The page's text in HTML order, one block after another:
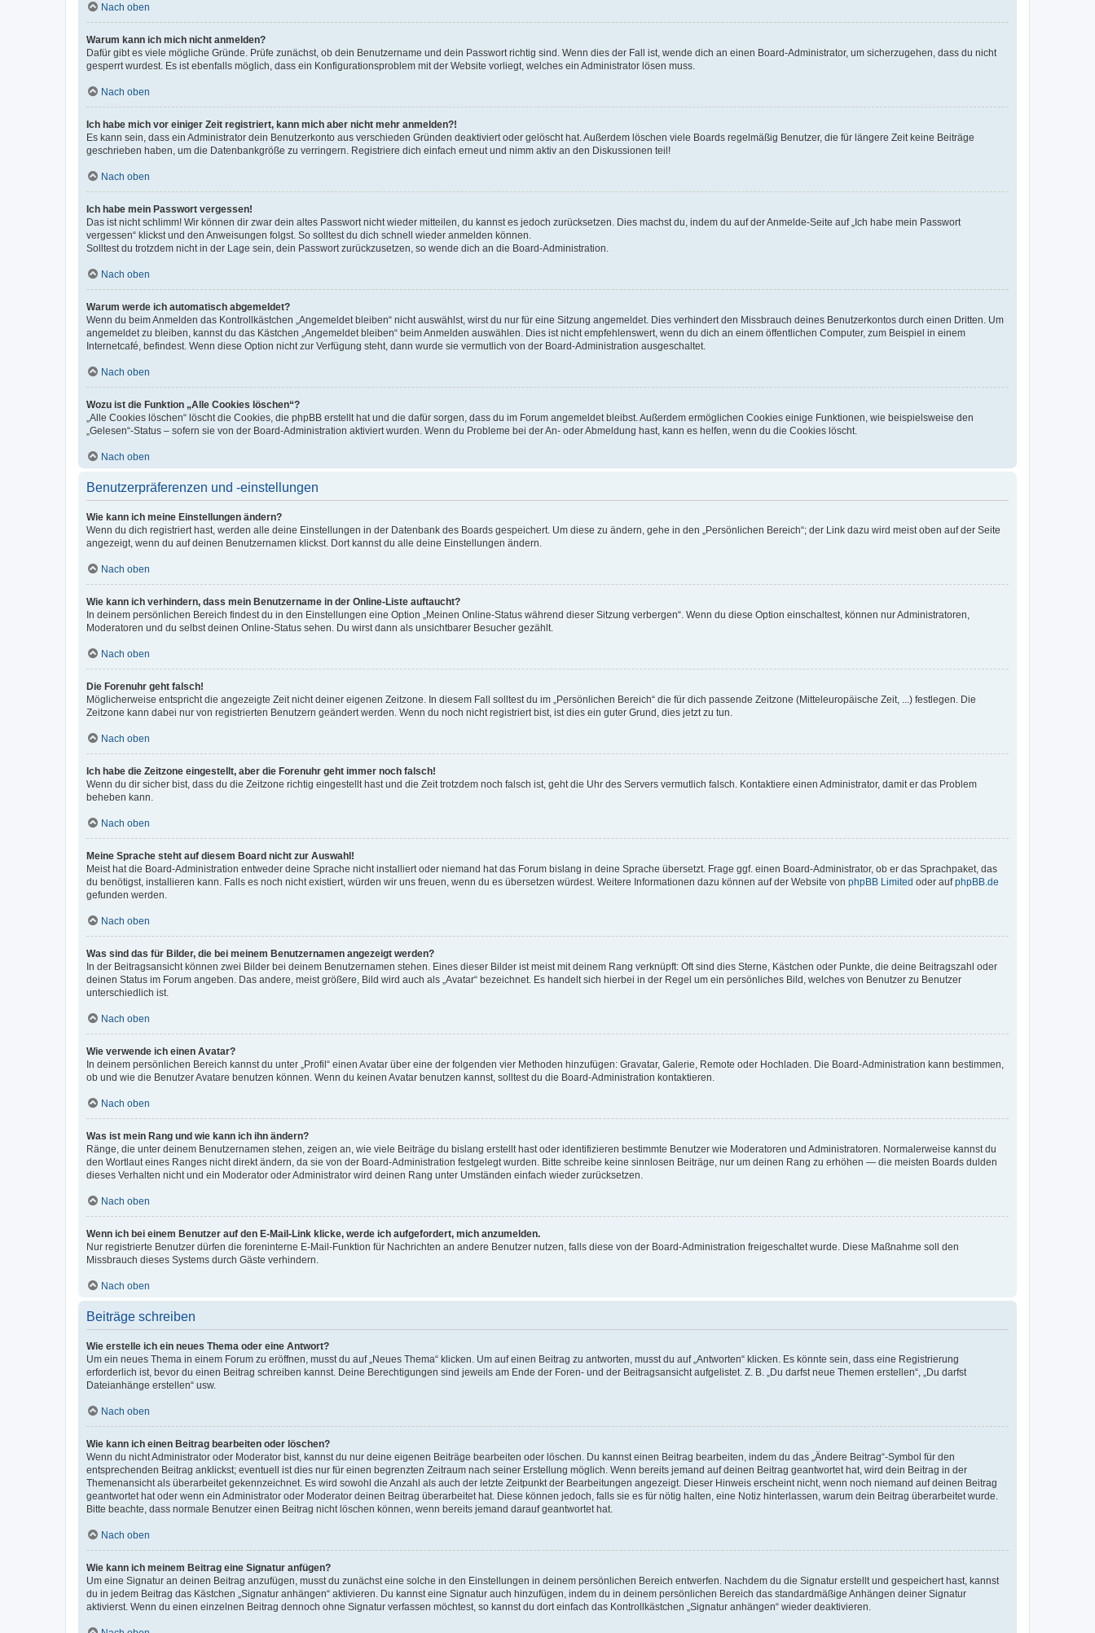
Nach oben
Warum kann ich mich nicht anmelden?
Dafür gibt es viele mögliche Gründe. Prüfe zunächst, ob dein Benutzername und dein Passwort richtig sind. Wenn dies der Fall ist, wende dich an einen Board-Administrator, um sicherzugehen, dass du nicht
gesperrt wurdest. Es ist ebenfalls möglich, dass ein Konfigurationsproblem mit der Website vorliegt, welches ein Administrator lösen muss.
Nach oben
Ich habe mich vor einiger Zeit registriert, kann mich aber nicht mehr anmelden?!
Es kann sein, dass ein Administrator dein Benutzerkonto aus verschieden Gründen deaktiviert oder gelöscht hat. Außerdem löschen viele Boards regelmäßig Benutzer, die für längere Zeit keine Beiträge
geschrieben haben, um die Datenbankgröße zu verringern. Registriere dich einfach erneut und nimm aktiv an den Diskussionen teil!
Nach oben
Ich habe mein Passwort vergessen!
Das ist nicht schlimm! Wir können dir zwar dein altes Passwort nicht wieder mitteilen, du kannst es jedoch zurücksetzen. Dies machst du, indem du auf der Anmelde-Seite auf „Ich habe mein Passwort
vergessen“ klickst und den Anweisungen folgst. So solltest du dich schnell wieder anmelden können.
Solltest du trotzdem nicht in der Lage sein, dein Passwort zurückzusetzen, so wende dich an die Board-Administration.
Nach oben
Warum werde ich automatisch abgemeldet?
Wenn du beim Anmelden das Kontrollkästchen „Angemeldet bleiben“ nicht auswählst, wirst du nur für eine Sitzung angemeldet. Dies verhindert den Missbrauch deines Benutzerkontos durch einen Dritten. Um
angemeldet zu bleiben, kannst du das Kästchen „Angemeldet bleiben“ beim Anmelden auswählen. Dies ist nicht empfehlenswert, wenn du dich an einem öffentlichen Computer, zum Beispiel in einem
Internetcafé, befindest. Wenn diese Option nicht zur Verfügung steht, dann wurde sie vermutlich von der Board-Administration ausgeschaltet.
Nach oben
Wozu ist die Funktion „Alle Cookies löschen“?
„Alle Cookies löschen“ löscht die Cookies, die phpBB erstellt hat und die dafür sorgen, dass du im Forum angemeldet bleibst. Außerdem ermöglichen Cookies einige Funktionen, wie beispielsweise den
„Gelesen“-Status – sofern sie von der Board-Administration aktiviert wurden. Wenn du Probleme bei der An- oder Abmeldung hast, kann es helfen, wenn du die Cookies löscht.
Nach oben
Benutzerpräferenzen und -einstellungen
Wie kann ich meine Einstellungen ändern?
Wenn du dich registriert hast, werden alle deine Einstellungen in der Datenbank des Boards gespeichert. Um diese zu ändern, gehe in den „Persönlichen Bereich“; der Link dazu wird meist oben auf der Seite
angezeigt, wenn du auf deinen Benutzernamen klickst. Dort kannst du alle deine Einstellungen ändern.
Nach oben
Wie kann ich verhindern, dass mein Benutzername in der Online-Liste auftaucht?
In deinem persönlichen Bereich findest du in den Einstellungen eine Option „Meinen Online-Status während dieser Sitzung verbergen“. Wenn du diese Option einschaltest, können nur Administratoren,
Moderatoren und du selbst deinen Online-Status sehen. Du wirst dann als unsichtbarer Besucher gezählt.
Nach oben
Die Forenuhr geht falsch!
Möglicherweise entspricht die angezeigte Zeit nicht deiner eigenen Zeitzone. In diesem Fall solltest du im „Persönlichen Bereich“ die für dich passende Zeitzone (Mitteleuropäische Zeit, ...) festlegen. Die
Zeitzone kann dabei nur von registrierten Benutzern geändert werden. Wenn du noch nicht registriert bist, ist dies ein guter Grund, dies jetzt zu tun.
Nach oben
Ich habe die Zeitzone eingestellt, aber die Forenuhr geht immer noch falsch!
Wenn du dir sicher bist, dass du die Zeitzone richtig eingestellt hast und die Zeit trotzdem noch falsch ist, geht die Uhr des Servers vermutlich falsch. Kontaktiere einen Administrator, damit er das Problem
beheben kann.
Nach oben
Meine Sprache steht auf diesem Board nicht zur Auswahl!
Meist hat die Board-Administration entweder deine Sprache nicht installiert oder niemand hat das Forum bislang in deine Sprache übersetzt. Frage ggf. einen Board-Administrator, ob er das Sprachpaket, das
du benötigst, installieren kann. Falls es noch nicht existiert, würden wir uns freuen, wenn du es übersetzen würdest. Weitere Informationen dazu können auf der Website von phpBB Limited oder aufphpBB.de
gefunden werden.
Nach oben
Was sind das für Bilder, die bei meinem Benutzernamen angezeigt werden?
In der Beitragsansicht können zwei Bilder bei deinem Benutzernamen stehen. Eines dieser Bilder ist meist mit deinem Rang verknüpft: Oft sind dies Sterne, Kästchen oder Punkte, die deine Beitragszahl oder
deinen Status im Forum angeben. Das andere, meist größere, Bild wird auch als „Avatar“ bezeichnet. Es handelt sich hierbei in der Regel um ein persönliches Bild, welches von Benutzer zu Benutzer
unterschiedlich ist.
Nach oben
Wie verwende ich einen Avatar?
In deinem persönlichen Bereich kannst du unter „Profil“ einen Avatar über eine der folgenden vier Methoden hinzufügen: Gravatar, Galerie, Remote oder Hochladen. Die Board-Administration kann bestimmen,
ob und wie die Benutzer Avatare benutzen können. Wenn du keinen Avatar benutzen kannst, solltest du die Board-Administration kontaktieren.
Nach oben
Was ist mein Rang und wie kann ich ihn ändern?
Ränge, die unter deinem Benutzernamen stehen, zeigen an, wie viele Beiträge du bislang erstellt hast oder identifizieren bestimmte Benutzer wie Moderatoren und Administratoren. Normalerweise kannst du
den Wortlaut eines Ranges nicht direkt ändern, da sie von der Board-Administration festgelegt wurden. Bitte schreibe keine sinnlosen Beiträge, nur um deinen Rang zu erhöhen — die meisten Boards dulden
dieses Verhalten nicht und ein Moderator oder Administrator wird deinen Rang unter Umständen einfach wieder zurücksetzen.
Nach oben
Wenn ich bei einem Benutzer auf den E-Mail-Link klicke, werde ich aufgefordert, mich anzumelden.
Nur registrierte Benutzer dürfen die foreninterne E-Mail-Funktion für Nachrichten an andere Benutzer nutzen, falls diese von der Board-Administration freigeschaltet wurde. Diese Maßnahme soll den
Missbrauch dieses Systems durch Gäste verhindern.
Nach oben
Beiträge schreiben
Wie erstelle ich ein neues Thema oder eine Antwort?
Um ein neues Thema in einem Forum zu eröffnen, musst du auf „Neues Thema“ klicken. Um auf einen Beitrag zu antworten, musst du auf „Antworten“ klicken. Es könnte sein, dass eine Registrierung
erforderlich ist, bevor du einen Beitrag schreiben kannst. Deine Berechtigungen sind jeweils am Ende der Foren- und der Beitragsansicht aufgelistet. Z. B. „Du darfst neue Themen erstellen“, „Du darfst
Dateianhänge erstellen“ usw.
Nach oben
Wie kann ich einen Beitrag bearbeiten oder löschen?
Wenn du nicht Administrator oder Moderator bist, kannst du nur deine eigenen Beiträge bearbeiten oder löschen. Du kannst einen Beitrag bearbeiten, indem du das „Ändere Beitrag“-Symbol für den
entsprechenden Beitrag anklickst; eventuell ist dies nur für einen begrenzten Zeitraum nach seiner Erstellung möglich. Wenn bereits jemand auf deinen Beitrag geantwortet hat, wird dein Beitrag in der
Themenansicht als überarbeitet gekennzeichnet. Es wird sowohl die Anzahl als auch der letzte Zeitpunkt der Bearbeitungen angezeigt. Dieser Hinweis erscheint nicht, wenn noch niemand auf deinen Beitrag
geantwortet hat oder wenn ein Administrator oder Moderator deinen Beitrag überarbeitet hat. Diese können jedoch, falls sie es für nötig halten, eine Notiz hinterlassen, warum dein Beitrag überarbeitet wurde.
Bitte beachte, dass normale Benutzer einen Beitrag nicht löschen können, wenn bereits jemand darauf geantwortet hat.
Nach oben
Wie kann ich meinem Beitrag eine Signatur anfügen?
Um eine Signatur an deinen Beitrag anzufügen, musst du zunächst eine solche in den Einstellungen in deinem persönlichen Bereich entwerfen. Nachdem du die Signatur erstellt und gespeichert hast, kannst
du in jedem Beitrag das Kästchen „Signatur anhängen“ aktivieren. Du kannst eine Signatur auch hinzufügen, indem du in deinem persönlichen Bereich das standardmäßige Anhängen deiner Signatur
aktivierst. Wenn du einen einzelnen Beitrag dennoch ohne Signatur verfassen möchtest, so kannst du dort einfach das Kontrollkästchen „Signatur anhängen“ wieder deaktivieren.